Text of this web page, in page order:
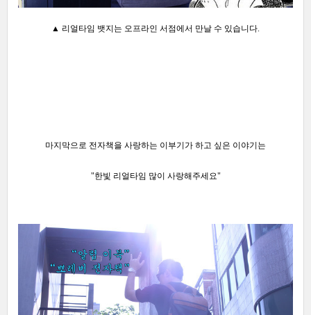
▲ 리얼타임 뱃지는 오프라인 서점에서 만날 수 있습니다.
마지막으로 전자책을 사랑하는 이부기가 하고 싶은 이야기는
"한빛 리얼타임 많이 사랑해주세요"